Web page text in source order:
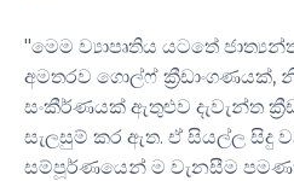
"මෙම ව්‍යාපෘතිය යටතේ
අමතරව ගොල්ෆ් ක්‍රීඩාංගණයක්,
සංකීර්ණයක් ඇතුළුව දැවැන්ත
සැලසුම් කර ඇත. ඒ සියල්ල සිදු
සම්පූර්ණයෙන් ම වැනසීම